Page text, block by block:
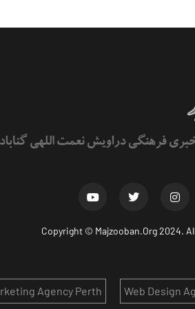
Copyright © Majzooban.Org2024.
Web Design
Agency Perth